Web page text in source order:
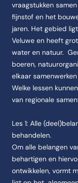
vraagstukken
fijnstof en het
jaren. Het gebied
Veluwe en heeft
water en natuur.
boeren,
elkaar
Welke lessen
van regionale
Les 1: Alle
behandelen.
Om alle belangen
behartigen en
ontwikkelen, vormt